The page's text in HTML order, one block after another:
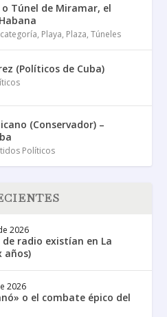
Túnel de Miramar, el
categoría, Playa, Plaza,Túneles
(Políticos de Cuba)
(Conservador) –
Políticos
2026
radio existían en La
años)
2026
o el combate épico del